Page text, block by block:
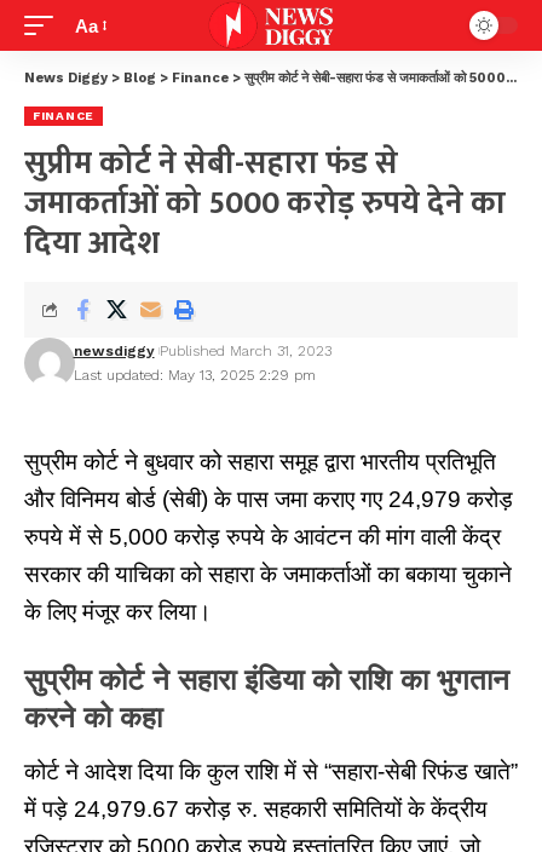
Aa
News Diggy > Blog > Finance > सुप्रीम कोर्ट ने सेबी-सहारा फंड से जमाकर्ताओं को 5000 करोड़ रुपये देने का दिया आदेश
FINANCE
सुप्रीम कोर्ट ने सेबी-सहारा फंड से
जमाकर्ताओं को 5000 करोड़ रुपये देने का
दिया आदेश
Last updated: May 13, 2025 2:29 pm
newsdiggy Published March 31, 2023
सुप्रीम कोर्ट ने बुधवार को सहारा समूह द्वारा भारतीय प्रतिभूति
और विनिमय बोर्ड (सेबी) के पास जमा कराए गए 24,979 करोड़
रुपये में से 5,000 करोड़ रुपये के आवंटन की मांग वाली केंद्र
सरकार की याचिका को सहारा के जमाकर्ताओं का बकाया चुकाने
के लिए मंजूर कर लिया।
सुप्रीम कोर्ट ने सहारा इंडिया को राशि का भुगतान
करने को कहा
कोर्ट ने आदेश दिया कि कुल राशि में से “सहारा-सेबी रिफंड खाते”
में पड़े 24,979.67 करोड़ रु. सहकारी समितियों के केंद्रीय